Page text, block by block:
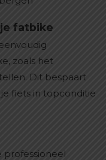
fatbike
zoals het
Dit bespaart
fiets in topconditie
professioneel